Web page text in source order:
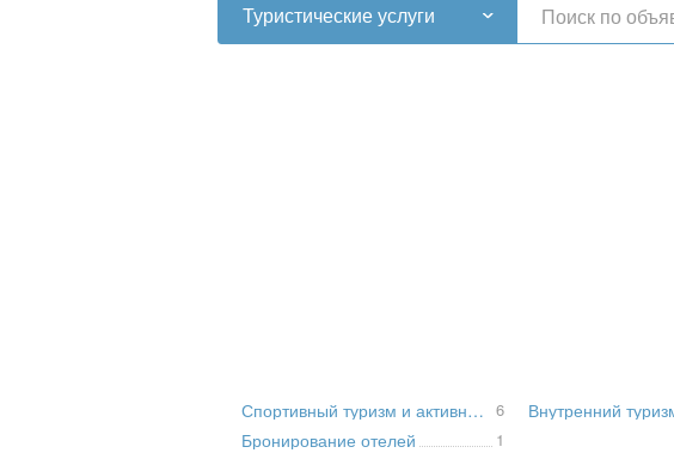
Туристические услуги
Спортивный туризм и активный отдых 6
Бронирование отелей 1
Внутренний